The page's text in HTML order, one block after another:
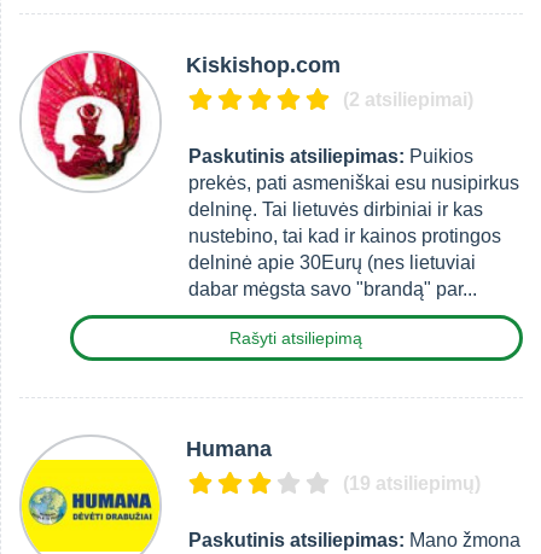
Kiskishop.com
(2 atsiliepimai)
Paskutinis atsiliepimas: Puikios
prekės, pati asmeniškai esu nusipirkus
delninę. Tai lietuvės dirbiniai ir kas
nustebino, tai kad ir kainos protingos
delninė apie 30Eurų (nes lietuviai
dabar mėgsta savo "brandą" par...
Rašyti atsiliepimą
Humana
(19 atsiliepimų)
Paskutinis atsiliepimas: Mano žmona